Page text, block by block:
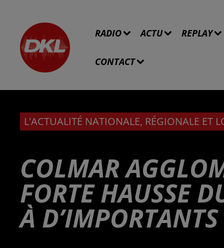
RADIO ACTU REPLAY
CONTACT
L'ACTUALITÉ NATIONALE, RÉGIONALE ET
COLMAR
FORTE HAUSSE
À